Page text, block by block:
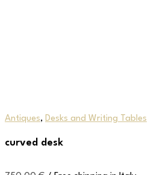
Antiques, Desks and Writing Tables
curved desk